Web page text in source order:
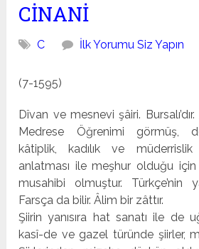
CİNANİ
C İlk Yorumu Siz Yapın
(7-1595)
Dîvan ve mesnevi şâiri. Bursalı’dır.
Medrese Öğrenimi görmüş,
kâtiplik, ka­dılık ve müderrislik
anlatması ile meşhur olduğu için
musahibi olmuştur. Türkçe’­nin
Farsça da bilir. Âlim bir zâttır.
Şiirin yanısıra hat sanatı ile de
kasî-de ve gazel türünde şiirler,